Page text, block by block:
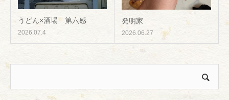
うどん×酒場 第六感
2026.07.4
発明家
2026.06.27